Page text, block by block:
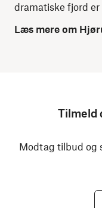
dramatiske fjord
Læs mere om
Tilmeld
Modtag tilbud og